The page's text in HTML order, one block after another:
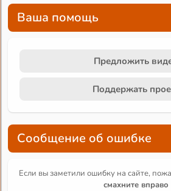
Ваша помощь
Предложить
Поддержать
Сообщение об ошибке
Если вы заметили ошибку на сайте,
смахните вправо